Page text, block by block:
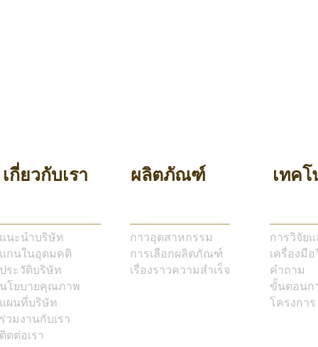
เกี่ยวกับเรา ผลิตภัณฑ์ เทค
แนะนำบริษัท
แกนในอุดมคติ
ประวัติบริษัท
นโยบายคุณภาพ
แผนที่บริษัท
ร่วมงานกับเรา
ติดต่อเรา
กาวอุตสาหกรรม
การเลือกผลิตภัณฑ์
เรื่องราวความสำเร็จ
การวิจัย
เครื่องมื
คำถาม
ขั้นตอนก
โครงการ